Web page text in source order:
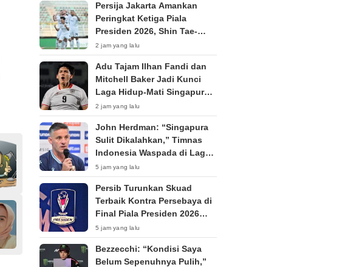
Persija Jakarta Amankan
Peringkat Ketiga Piala
Presiden 2026, Shin Tae-
yong Langsung Fokus TC di
Thailand
2 jam yang lalu
Adu Tajam Ilhan Fandi dan
Mitchell Baker Jadi Kunci
Laga Hidup-Mati Singapura
vs Timnas Indonesia di Piala
AFF 2026
2 jam yang lalu
John Herdman: “Singapura
Sulit Dikalahkan,” Timnas
Indonesia Waspada di Laga
Penentu Semifinal
5 jam yang lalu
Persib Turunkan Skuad
Terbaik Kontra Persebaya di
Final Piala Presiden 2026
Tanpa Penonton
5 jam yang lalu
Bezzecchi: “Kondisi Saya
Belum Sepenuhnya Pulih,”